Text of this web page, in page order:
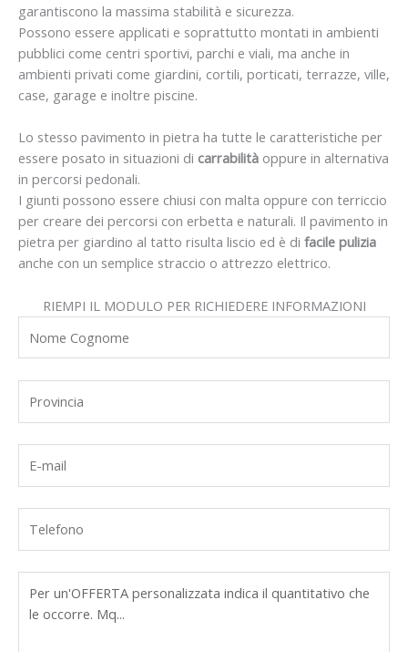
garantiscono la massima stabilità e sicurezza.
Possono essere applicati e soprattutto montati in ambienti
pubblici come centri sportivi, parchi e viali, ma anche in
ambienti privati come giardini, cortili, porticati, terrazze, ville,
case, garage e inoltre piscine.
Lo stesso pavimento in pietra ha tutte le caratteristiche per
essere posato in situazioni di carrabilità oppure in alternativa
in percorsi pedonali.
I giunti possono essere chiusi con malta oppure con terriccio
per creare dei percorsi con erbetta e naturali. Il pavimento in
pietra per giardino al tatto risulta liscio ed è di facile pulizia
anche con un semplice straccio o attrezzo elettrico.
RIEMPI IL MODULO PER RICHIEDERE INFORMAZIONI